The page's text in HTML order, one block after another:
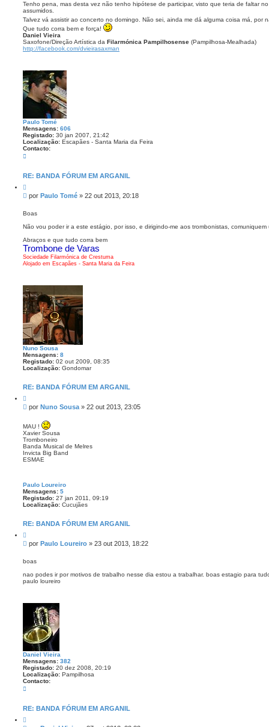
i
e
l
i
e
i
r
a
g
e
m
Tenho pena, mas desta vez não tenho hipótese de participar, visto que teria de faltar
assumidos.
Talvez vá assistir ao concerto no domingo. Não sei, ainda me dá alguma coisa má, por
Que tudo corra bem e força!
Daniel Vieira
Saxofone/Direção Artística da Filarmónica Pampilhosense (Pampilhosa-Mealhada)
http://facebook.com/dvieirasaxman
Paulo Tomé
Mensagens: 606
Registado: 30 jan 2007, 21:42
Localização: Escapães - Santa Maria da Feira
Contacto:
t
t
o
a
l
T
o
m
é
RE: BANDA FÓRUM EM ARGANIL
i
t
r
M
n
a
g
e
m
por Paulo Tomé » 22 out 2013, 20:18
Boas
Não vou poder ir a este estágio, por isso, e dirigindo-me aos trombonistas,
Abraços e que tudo corra bem
Trombone de Varas
Sociedade Filarmónica de Crestuma
Alojado em Escapães - Santa Maria da Feira
Nuno Sousa
Mensagens: 8
Registado: 02 out 2009, 08:35
Localização: Gondomar
RE: BANDA FÓRUM EM ARGANIL
i
t
r
M
n
s
a
g
e
por Nuno Sousa » 22 out 2013, 23:05
MAU !
Xavier Sousa
Tromboneiro
Banda Musical de Melres
Invicta Big Band
ESMAE
Paulo Loureiro
Mensagens: 5
Registado: 27 jan 2011, 09:19
Localização: Cucujães
RE: BANDA FÓRUM EM ARGANIL
i
t
r
M
n
a
g
m
por Paulo Loureiro » 23 out 2013, 18:22
boas
nao podes ir por motivos de trabalho nesse dia estou a trabalhar. boas estagio para
paulo loureiro
Daniel Vieira
Mensagens: 382
Registado: 20 dez 2008, 20:19
Localização: Pampilhosa
Contacto:
t
RE: BANDA FÓRUM EM ARGANIL
i